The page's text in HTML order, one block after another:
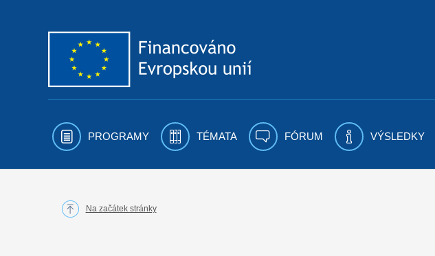
PROGRAMY TÉMATA FÓRUM VÝSLEDKY
Na začátek stránky